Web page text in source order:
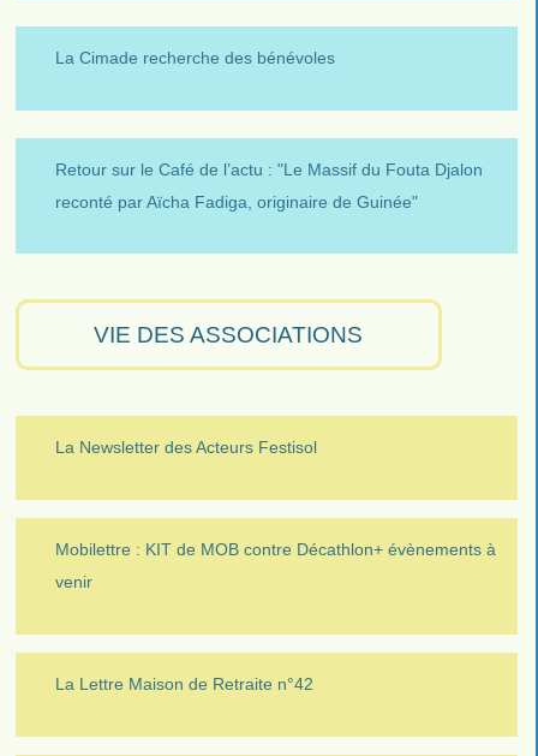
La Cimade recherche des bénévoles
Retour sur le Café de l’actu : "Le Massif du Fouta Djalon
reconté par Aïcha Fadiga, originaire de Guinée"
VIE DES ASSOCIATIONS
La Newsletter des Acteurs Festisol
Mobilettre : KIT de MOB contre Décathlon+ évènements à
venir
La Lettre Maison de Retraite n°42